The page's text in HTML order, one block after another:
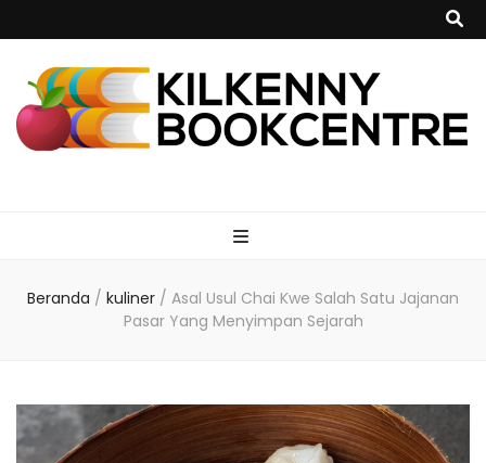
Beranda / kuliner / Asal Usul Chai Kwe Salah Satu Jajanan
Pasar Yang Menyimpan Sejarah